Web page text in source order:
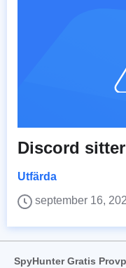
Discord
Utfärda
september 16,
SpyHunter Gratis